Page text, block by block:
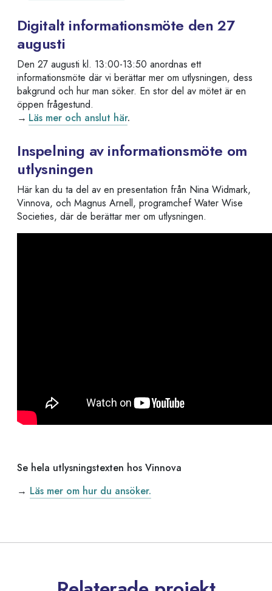
Digitalt informationsmöte den 27
augusti
Den 27 augusti kl. 13:00-13:50 anordnas ett
informationsmöte där vi berättar mer om utlysningen, dess
bakgrund och hur man söker. En stor del av mötet är en
öppen frågestund.
→ Läs mer och anslut här.
Inspelning av informationsmöte om
utlysningen
Här kan du ta del av en presentation från Nina Widmark,
Vinnova, och Magnus Arnell, programchef Water Wise
Societies, där de berättar mer om utlysningen.
Se hela utlysningstexten hos Vinnova
→ Läs mer om hur du ansöker.